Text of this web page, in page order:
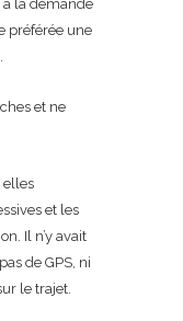
à la demande
préférée une
et ne
elles
et les
Il n’y avait
de GPS, ni
le trajet.